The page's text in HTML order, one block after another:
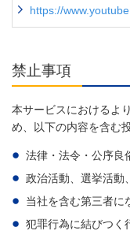
https://
禁止事項
本サービスにおけるよ
め、以下の内容を含む
法律・法令・公序良
政治活動、選挙活動
当社を含む第三者に
犯罪行為に結びつく